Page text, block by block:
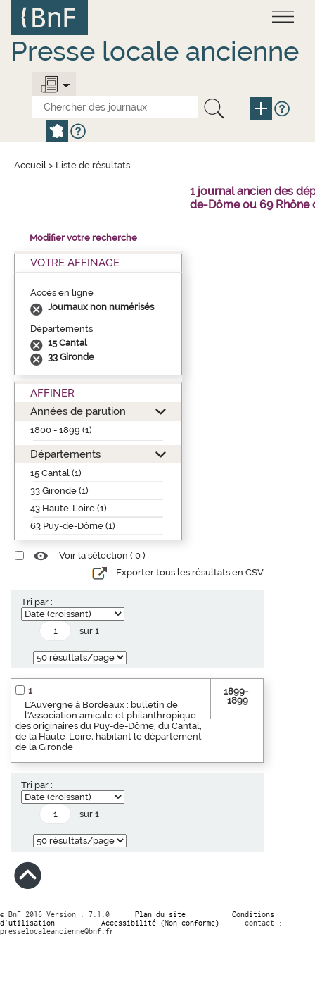
contenu
principal
Presse locale ancienne
Accueil > Liste de résultats
1 journal ancien des
de-Dôme ou 69 Rhône
Modifier votre recherche
VOTRE AFFINAGE
Accès en ligne
Journaux non numérisés
Départements
15 Cantal
33 Gironde
AFFINER
Années de parution
1800 - 1899 (1)
Départements
15 Cantal (1)
33 Gironde (1)
43 Haute-Loire (1)
63 Puy-de-Dôme (1)
Voir la sélection ( 0 )
Exporter tous les résultats en CSV
Tri par :
sur 1
1
L'Auvergne à Bordeaux : bulletin de
l'Association amicale et philanthropique
des originaires du Puy-de-Dôme, du Cantal,
de la Haute-Loire, habitant le département
de la Gironde
1899-
1899
Tri par :
sur 1
© BnF 2016 Version : 7.1.0 Plan du site
Conditions
d’utilisation
Accessibilité (Non conforme)
contact :
presselocaleancienne@bnf.fr
Panneau de gestion des cookies